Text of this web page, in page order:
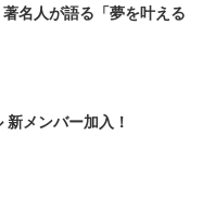
名人が語る「夢を叶える
メンバー加入！